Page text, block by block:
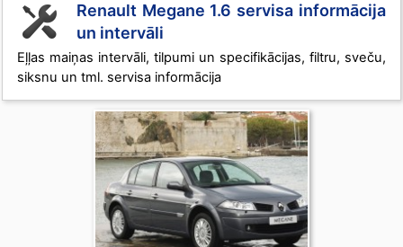
Renault Megane 1.6 servisa informācija
un intervāli
Eļļas maiņas intervāli, tilpumi un specifikācijas, filtru, sveču,
siksnu un tml. servisa informācija